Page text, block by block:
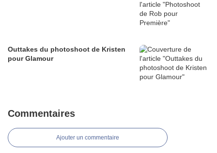
Outtakes du photoshoot de Kristen
pour Glamour
Commentaires
Ajouter un commentaire